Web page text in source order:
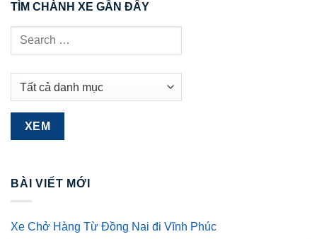
TÌM CHÀNH XE GẦN ĐÂY
BÀI VIẾT MỚI
Xe Chở Hàng Từ Đồng Nai đi Vĩnh Phúc